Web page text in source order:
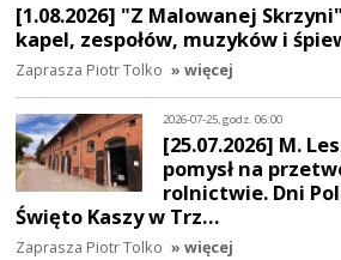
[1.08.2026] "Z Malowanej
kapel, zespołów, muzyków i
Zaprasza Piotr Tolko » więcej
2026-07-25, godz. 06:00
[25.07.2026] M.
pomysł na
rolnictwie. Dni
Święto Kaszy w Trz…
Zaprasza Piotr Tolko » więcej